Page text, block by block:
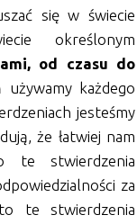
się w świecie
określonym
od czasu do
każdego
jesteśmy
że łatwiej nam
te stwierdzenia
za
to te stwierdzenia